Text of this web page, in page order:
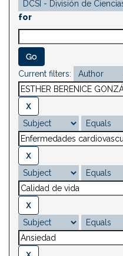
for
Current filters: